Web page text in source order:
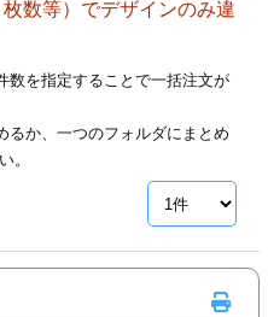
数等）でデザインのみ違
数を指定することで一括注文が
るか、一つのフォルダにまとめ
。